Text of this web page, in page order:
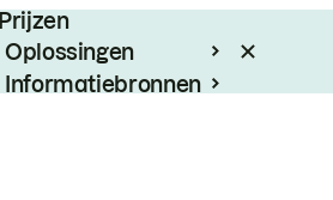
Prijzen
Oplossingen
Informatiebronnen